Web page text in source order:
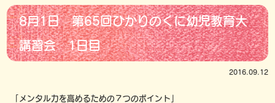
8月1日 第65回ひかりのくに幼児教育大
講習会 1日目
2016.09.12
「メンタル力を高めるための７つのポイント」